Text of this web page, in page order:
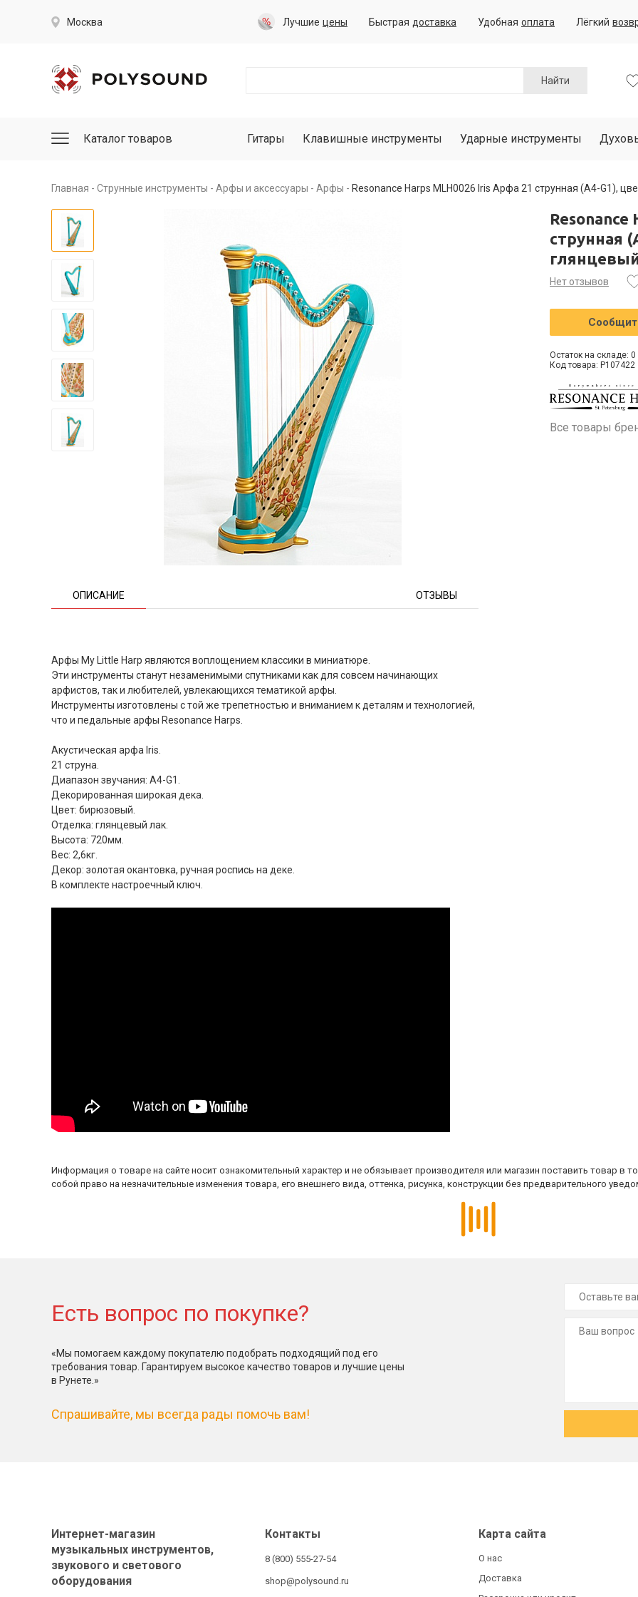
Москва Лучшие цены Быстрая доставка Удобная оплата Лёгкий
Найти
Каталог товаров Гитары Клавишные инструменты Ударные инструменты
Главная Струнные инструменты Арфы и аксессуары Арфы Resonance Harps MLH0026 Iris Арфа 21 струнная (A4-G1),
ОПИСАНИЕ ОТЗЫВЫ
Арфы My Little Harp являются воплощением классики в миниатюре.
Эти инструменты станут незаменимыми спутниками как для совсем начинающих
арфистов, так и любителей, увлекающихся тематикой арфы.
Инструменты изготовлены с той же трепетностью и вниманием к деталям и технологией,
что и педальные арфы Resonance Harps.
Акустическая арфа Iris.
21 струна.
Диапазон звучания: A4-G1.
Декорированная широкая дека.
Цвет: бирюзовый.
Отделка: глянцевый лак.
Высота: 720мм.
Вес: 2,6кг.
Декор: золотая окантовка, ручная роспись на деке.
В комплекте настроечный ключ.
Resonance
струнная
Нет отзывов
Остаток на складе: 0
Код товара: P107422
Все товары
Информация о товаре на сайте носит ознакомительный характер и не обязывает производителя или магазин поставить товар в
собой право на незначительные изменения товара, его внешнего вида, оттенка, рисунка, конструкции без предварительного
Есть вопрос по покупке?
«Мы помогаем каждому покупателю подобрать подходящий под его
требования товар. Гарантируем высокое качество товаров и лучшие цены
в Рунете.»
Спрашивайте, мы всегда рады помочь вам!
Интернет-магазин
музыкальных инструментов,
звукового и светового
оборудования
Контакты
8 (800) 555-27-54
shop@polysound.ru
Карта сайта
О нас
Доставка